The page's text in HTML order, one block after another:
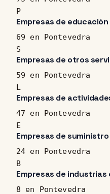
P
Empresas de educación
69 en Pontevedra
S
Empresas de otros
59 en Pontevedra
L
Empresas de
47 en Pontevedra
E
Empresas de
24 en Pontevedra
B
Empresas de
8 en Pontevedra